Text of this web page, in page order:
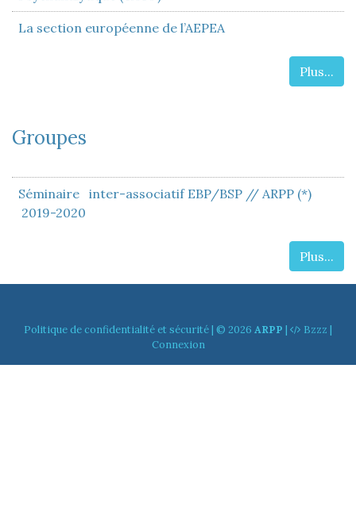
La section européenne de l’AEPEA
Plus...
Groupes
Séminaire inter-associatif EBP/BSP // ARPP (*)
2019-2020
Plus...
Politique de confidentialité et sécurité| © 2026 ARPP | Bzzz |
Connexion